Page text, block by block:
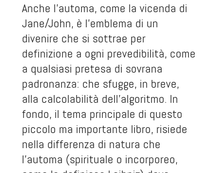
Anche l’automa, come la vicenda di
Jane/John, è l’emblema di un
divenire che si sottrae per
definizione a ogni prevedibilità, come
a qualsiasi pretesa di sovrana
padronanza: che sfugge, in breve,
alla calcolabilità dell’algoritmo. In
fondo, il tema principale di questo
piccolo ma importante libro, risiede
nella differenza di natura che
l’automa (spirituale o incorporeo,